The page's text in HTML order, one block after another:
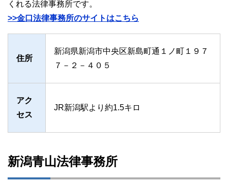
くれる法律事務所です。
>>金口法律事務所のサイトはこちら
住所
新潟県新潟市中央区新島町通１ノ町１９７
７－２－４０５
アク
セス
JR新潟駅より約1.5キロ
新潟青山法律事務所